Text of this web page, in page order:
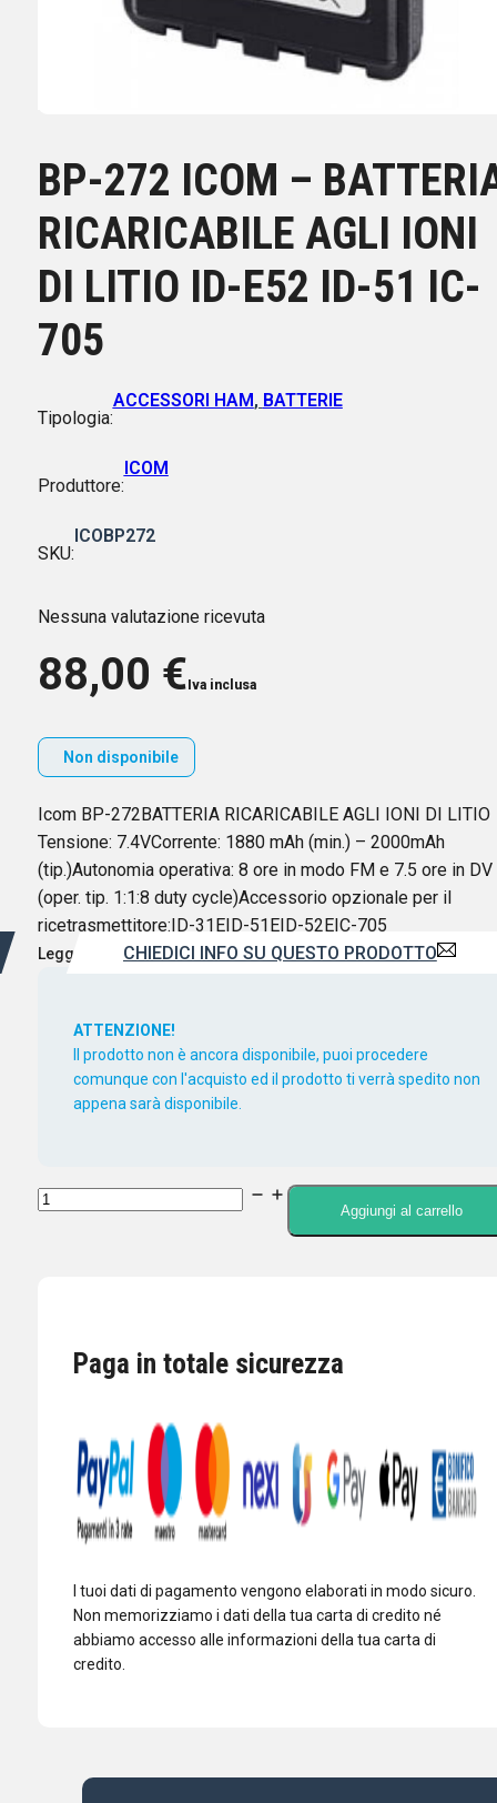
BP-272 ICOM –
RICARICABILE AGLI IONI
DI LITIO ID-E52 ID-51 IC-
705
Tipologia:
ACCESSORI HAM, BATTERIE
Produttore:
ICOM
SKU:
ICOBP272
Nessuna valutazione ricevuta
88,00 € Iva inclusa
Non disponibile
Icom BP-272BATTERIA RICARICABILE AGLI IONI DI LITIO
Tensione: 7.4VCorrente: 1880 mAh (min.) – 2000mAh
(tip.)Autonomia operativa: 8 ore in modo FM e 7.5 ore in DV
(oper. tip. 1:1:8 duty cycle)Accessorio opzionale per il
ricetrasmettitore:ID-31EID-51EID-52EIC-705
Leggi di più CHIEDICI INFO SU QUESTO PRODOTTO
ATTENZIONE!
Il prodotto non è ancora disponibile, puoi procedere
comunque con l'acquisto ed il prodotto ti verrà spedito non
appena sarà disponibile.
BP-
LITIO
quantità
Aggiungi al carrello
Paga in totale sicurezza
I tuoi dati di pagamento vengono elaborati in modo sicuro.
Non memorizziamo i dati della tua carta di credito né
abbiamo accesso alle informazioni della tua carta di
credito.